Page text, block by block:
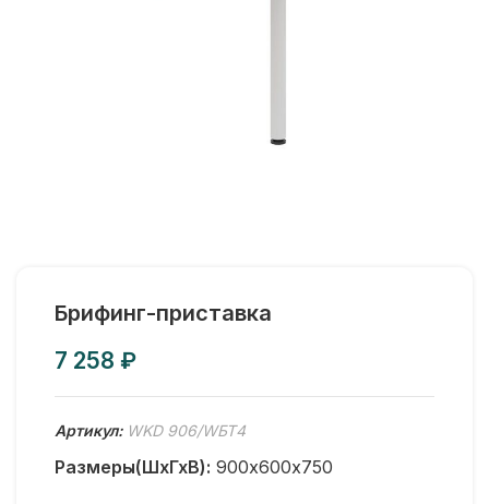
Брифинг-приставка
₽
Артикул: WKD 906/WБТ4
Размеры(ШхГхВ): 900х600х750